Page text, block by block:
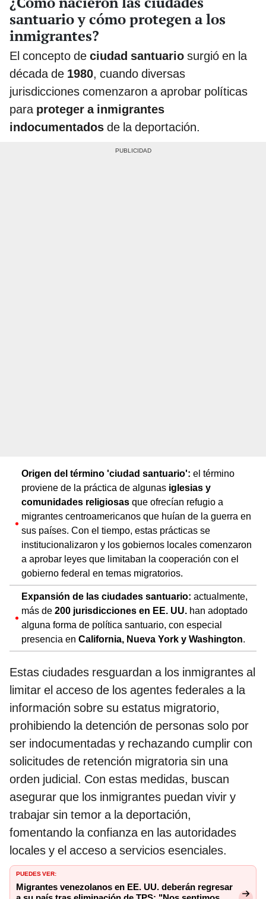
santuario y cómo protegen a los
inmigrantes?
El concepto de ciudad santuario surgió en la
década de 1980, cuando diversas
jurisdicciones comenzaron a aprobar políticas
para proteger a inmigrantes
indocumentados de la deportación.
Origen del término 'ciudad santuario': el término
proviene de la práctica de algunas iglesias y
comunidades religiosas que ofrecían refugio a
migrantes centroamericanos que huían de la guerra en
sus países. Con el tiempo, estas prácticas se
institucionalizaron y los gobiernos locales comenzaron
a aprobar leyes que limitaban la cooperación con el
gobierno federal en temas migratorios.
Expansión de las ciudades santuario: actualmente,
más de 200 jurisdicciones en EE. UU. han adoptado
alguna forma de política santuario, con especial
presencia en California, Nueva York y Washington.
Estas ciudades resguardan a los inmigrantes al
limitar el acceso de los agentes federales a la
información sobre su estatus migratorio,
prohibiendo la detención de personas solo por
ser indocumentadas y rechazando cumplir con
solicitudes de retención migratoria sin una
orden judicial. Con estas medidas, buscan
asegurar que los inmigrantes puedan vivir y
trabajar sin temor a la deportación,
fomentando la confianza en las autoridades
locales y el acceso a servicios esenciales.
PUEDES VER:
Migrantes venezolanos en EE. UU. deberán regresar